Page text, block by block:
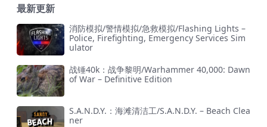
最新更新
消防模拟/警情模拟/急救模拟/Flashing Lights –
Police, Firefighting, Emergency Services Sim
ulator
战锤40k：战争黎明/Warhammer 40,000: Dawn
of War – Definitive Edition
S.A.N.D.Y.：海滩清洁工/S.A.N.D.Y. – Beach Clea
ner